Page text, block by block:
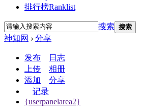
排行榜Ranklist
搜索 搜索
神知网 › 分享
发布
日志
上传
相册
添加
分享
记录
{userpanelarea2}